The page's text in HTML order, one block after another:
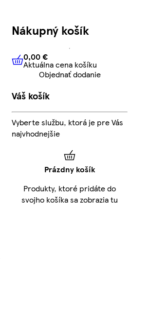
Nákupný košík
0,00 € Aktuálna cena košíku
0,00 €
Aktuálna cena košíku
Objednať dodanie
Váš košík
Vyberte službu, ktorá je pre Vás
najvhodnejšie
Prázdny košík
Produkty, ktoré pridáte do
svojho košíka sa zobrazia tu